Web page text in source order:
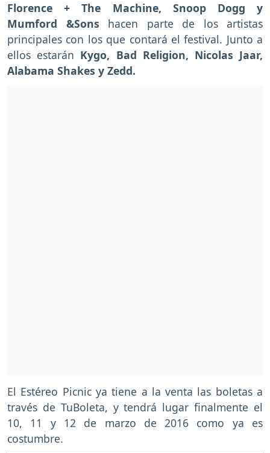
Florence + The Machine, Snoop Dogg y
Mumford &Sons hacen parte de los artistas
principales con los que contará el festival. Junto a
ellos estarán Kygo, Bad Religion, Nicolas Jaar,
Alabama Shakes y Zedd.
El Estéreo Picnic ya tiene a la venta las boletas a
través de TuBoleta, y tendrá lugar finalmente el
10, 11 y 12 de marzo de 2016 como ya es
costumbre.